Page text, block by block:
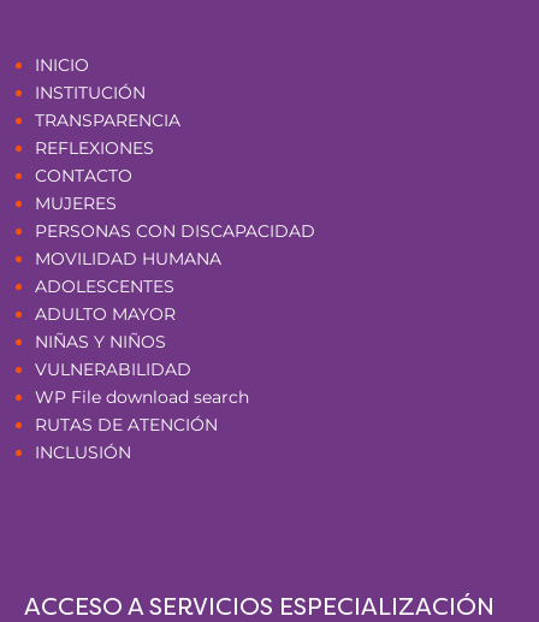
INICIO
INSTITUCIÓN
TRANSPARENCIA
REFLEXIONES
CONTACTO
MUJERES
PERSONAS CON DISCAPACIDAD
MOVILIDAD HUMANA
ADOLESCENTES
ADULTO MAYOR
NIÑAS Y NIÑOS
VULNERABILIDAD
WP File download search
RUTAS DE ATENCIÓN
INCLUSIÓN
ACCESO A SERVICIOS ESPECIALIZACIÓN